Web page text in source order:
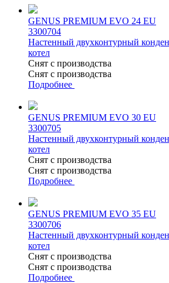
GENUS PREMIUM EVO 24 EU
3300704
Настенный двухконтурный
котел
Снят с производства
Снят с производства
Подробнее
GENUS PREMIUM EVO 30 EU
3300705
Настенный двухконтурный
котел
Снят с производства
Снят с производства
Подробнее
GENUS PREMIUM EVO 35 EU
3300706
Настенный двухконтурный
котел
Снят с производства
Снят с производства
Подробнее